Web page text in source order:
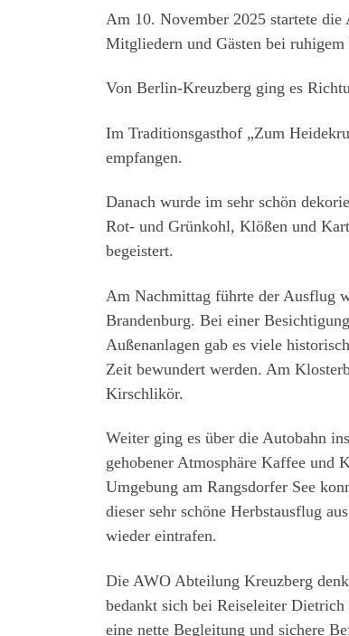
Am 10. November 2025 startete
Mitgliedern und Gästen bei ruhigem
Von Berlin-Kreuzberg ging es
Im Traditionsgasthof „Zum
empfangen.
Danach wurde im sehr schön
Rot- und Grünkohl, Klößen und
begeistert.
Am Nachmittag führte der Ausflug
Brandenburg. Bei einer
Außenanlagen gab es viele
Zeit bewundert werden. Am
Kirschlikör.
Weiter ging es über die Autobahn
gehobener Atmosphäre Kaffee und
Umgebung am Rangsdorfer See
dieser sehr schöne Herbstausflug
wieder eintrafen.
Die AWO Abteilung Kreuzberg
bedankt sich bei Reiseleiter
eine nette Begleitung und sichere